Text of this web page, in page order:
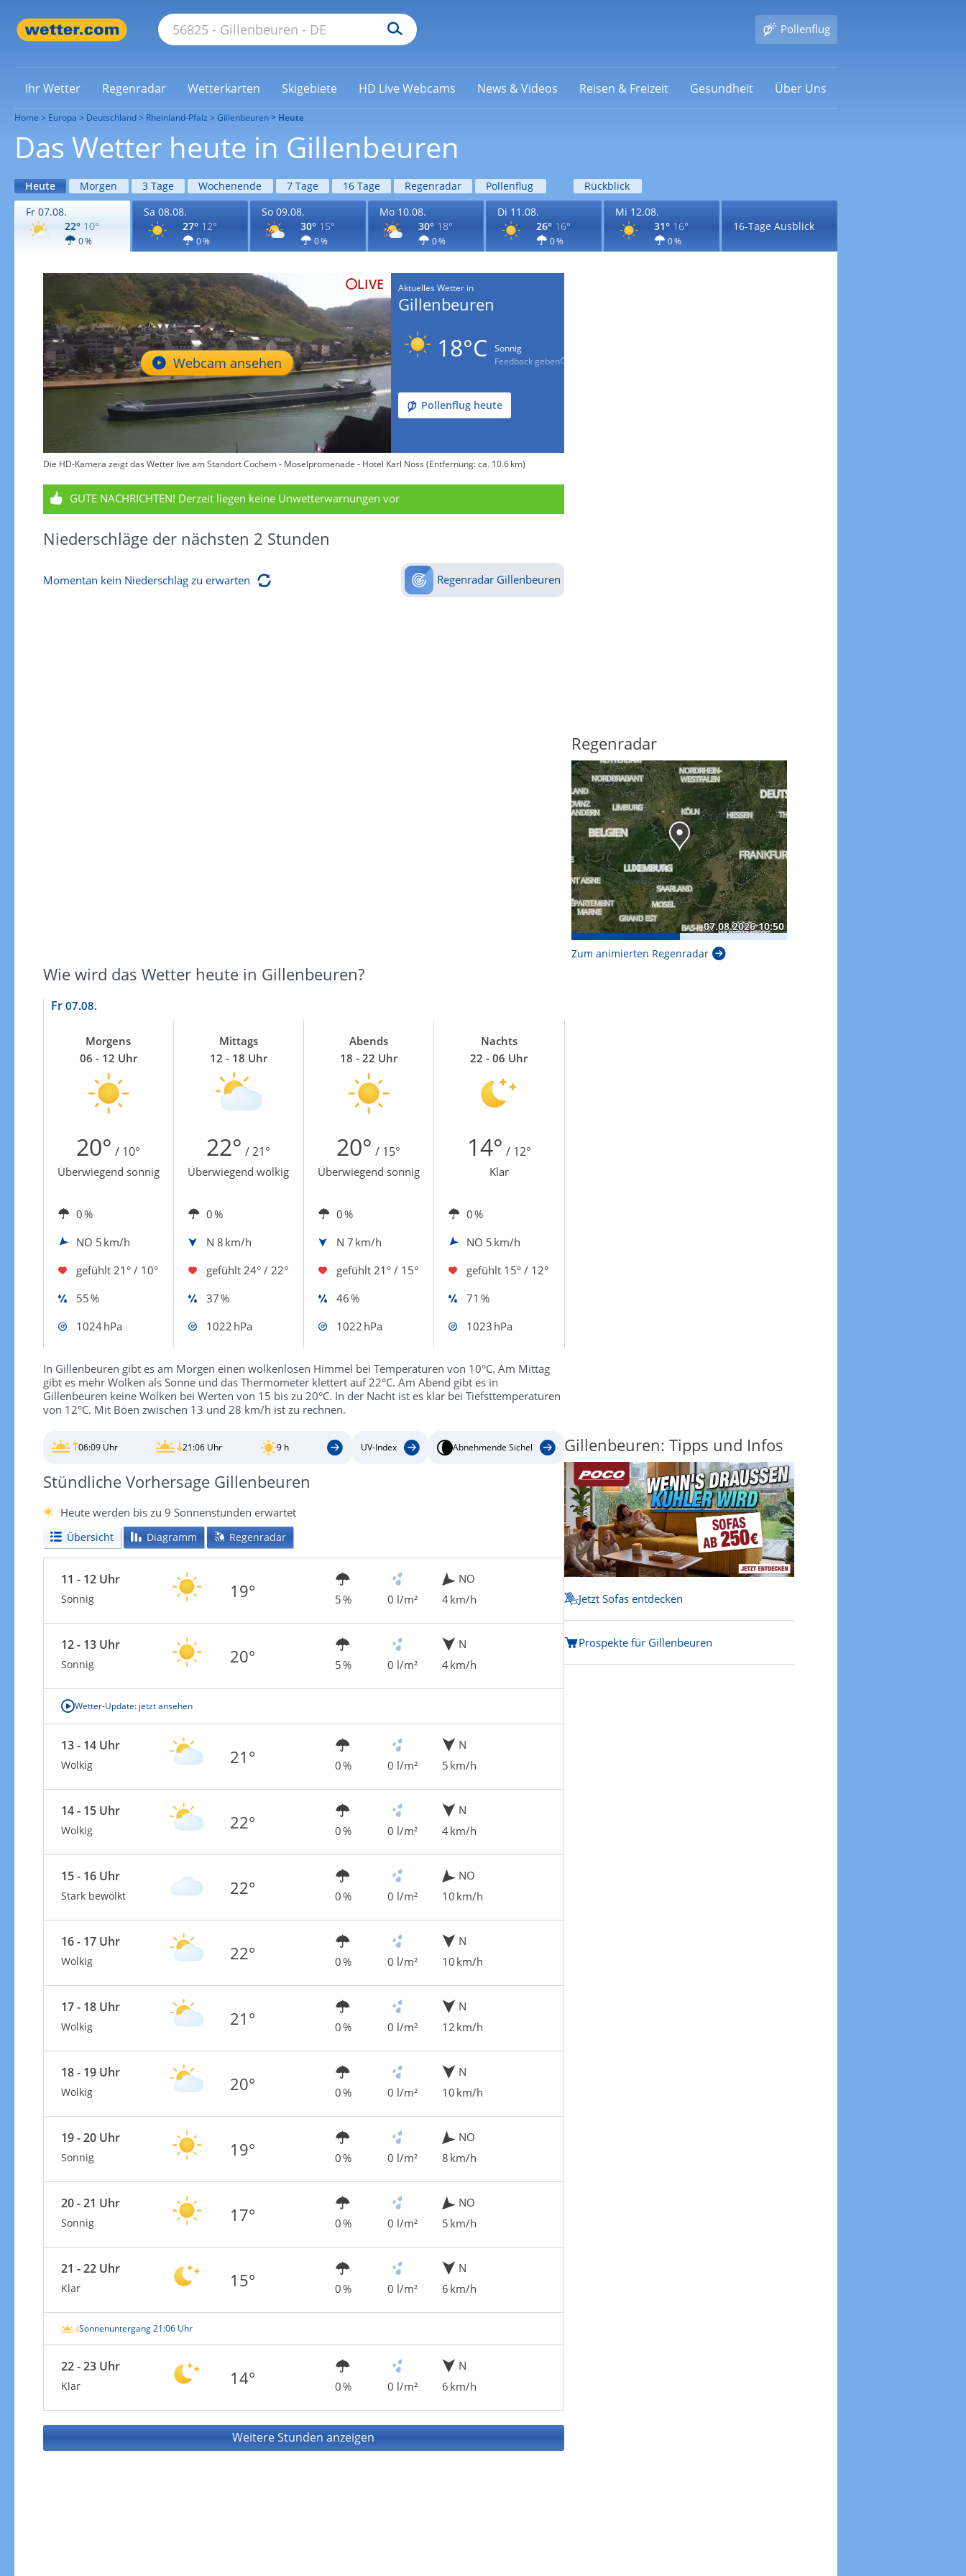
Pollenflug
Ihr Wetter Regenradar Wetterkarten Skigebiete HD Live Webcams News & Videos Reisen & Freizeit Gesundheit Über Uns
Home Europa Deutschland Rheinland-Pfalz Gillenbeuren Heute
Das Wetter heute in Gillenbeuren
Heute Morgen 3 Tage Wochenende 7 Tage 16 Tage Regenradar Pollenflug
Rückblick
Fr 07.08.
22° 10°
0 %
Sa 08.08.
27° 12°
0 %
So 09.08.
30° 15°
0 %
Mo 10.08.
30° 18°
0 %
Di 11.08.
26° 16°
0 %
Mi 12.08.
31° 16°
0 %
16-Tage Ausblick
LIVE
Webcam ansehen
Aktuelles Wetter in
Gillenbeuren
18°C
Sonnig
Feedback geben
Pollenflug heute
Die HD-Kamera zeigt das Wetter live am Standort Cochem - Moselpromenade - Hotel Karl Noss (Entfernung: ca. 10.6 km)
GUTE NACHRICHTEN! Derzeit liegen keine Unwetterwarnungen vor
Niederschläge der nächsten 2 Stunden
Momentan kein Niederschlag zu erwarten Regenradar Gillenbeuren
Wie wird das Wetter heute in Gillenbeuren?
Fr 07.08.
Morgens
06 - 12 Uhr
Mittags
12 - 18 Uhr
Abends
18 - 22 Uhr
Nachts
22 - 06 Uhr
20° / 10° 22° / 21° 20° / 15° 14° / 12°
Überwiegend sonnig Überwiegend wolkig Überwiegend sonnig Klar
0 % 0 % 0 %
0 %
NO 5 km/h N 8 km/h N 7 km/h NO 5 km/h
gefühlt 21° / 10° gefühlt 24° / 22° gefühlt 21° / 15° gefühlt 15° / 12°
55 %
37 % 46 %
71 %
1024 hPa
1022 hPa 1022 hPa 1023 hPa
In Gillenbeuren gibt es am Morgen einen wolkenlosen Himmel bei Temperaturen von 10°C. Am Mittag
gibt es mehr Wolken als Sonne und das Thermometer klettert auf 22°C. Am Abend gibt es in
Gillenbeuren keine Wolken bei Werten von 15 bis zu 20°C. In der Nacht ist es klar bei Tiefsttemperaturen
von 12°C. Mit Böen zwischen 13 und 28 km/h ist zu rechnen.
06:09 Uhr 21:06 Uhr 9 h UV-Index Abnehmende Sichel
Stündliche Vorhersage Gillenbeuren
Heute werden bis zu 9 Sonnenstunden erwartet
Übersicht Diagramm Regenradar
11 - 12 Uhr
Sonnig 19° 5 % 0 l/m²
NO
4 km/h
12 - 13 Uhr
Sonnig 20° 5 % 0 l/m²
N
4 km/h
Wetter-Update: jetzt ansehen
13 - 14 Uhr
Wolkig 21° 0 % 0 l/m²
N
5 km/h
14 - 15 Uhr
Wolkig 22° 0 % 0 l/m²
N
4 km/h
15 - 16 Uhr
Stark bewölkt 22° 0 % 0 l/m²
NO
10 km/h
16 - 17 Uhr
Wolkig 22° 0 % 0 l/m²
N
10 km/h
17 - 18 Uhr
Wolkig 21° 0 % 0 l/m²
N
12 km/h
18 - 19 Uhr
Wolkig 20° 0 % 0 l/m²
N
10 km/h
19 - 20 Uhr
Sonnig 19° 0 % 0 l/m²
NO
8 km/h
20 - 21 Uhr
Sonnig 17° 0 % 0 l/m²
NO
5 km/h
21 - 22 Uhr
Klar 15° 0 % 0 l/m²
N
6 km/h
Sonnenuntergang 21:06 Uhr
22 - 23 Uhr
Klar 14° 0 % 0 l/m²
N
6 km/h
Weitere Stunden anzeigen
Regenradar
Zum animierten Regenradar
Gillenbeuren: Tipps und Infos
Jetzt Sofas entdecken
Prospekte für Gillenbeuren